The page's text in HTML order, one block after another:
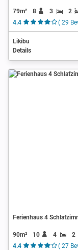
79m² 8 3
2
4.4
( 29
Likibu
Details
Ferienhaus 4
90m² 10 4
2
4.4
( 27